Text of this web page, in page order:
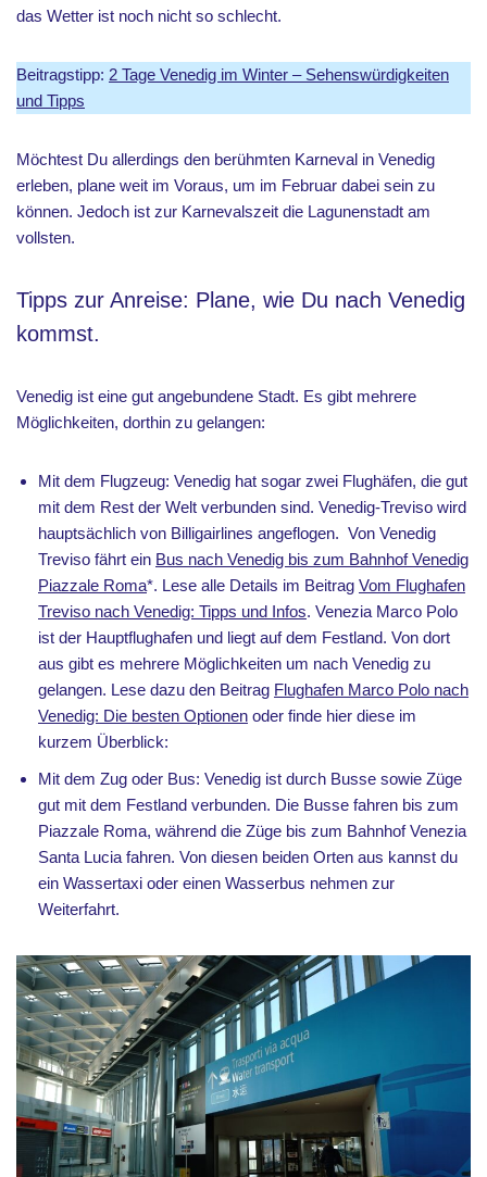
das Wetter ist noch nicht so schlecht.
Beitragstipp: 2 Tage Venedig im Winter – Sehenswürdigkeiten
und Tipps
Möchtest Du allerdings den berühmten Karneval in Venedig
erleben, plane weit im Voraus, um im Februar dabei sein zu
können. Jedoch ist zur Karnevalszeit die Lagunenstadt am
vollsten.
Tipps zur Anreise: Plane, wie Du nach Venedig
kommst.
Venedig ist eine gut angebundene Stadt. Es gibt mehrere
Möglichkeiten, dorthin zu gelangen:
Mit dem Flugzeug: Venedig hat sogar zwei Flughäfen, die gut
mit dem Rest der Welt verbunden sind. Venedig-Treviso wird
hauptsächlich von Billigairlines angeflogen. Von Venedig
Treviso fährt ein Bus nach Venedig bis zum Bahnhof Venedig
Piazzale Roma*. Lese alle Details im Beitrag Vom Flughafen
Treviso nach Venedig: Tipps und Infos. Venezia Marco Polo
ist der Hauptflughafen und liegt auf dem Festland. Von dort
aus gibt es mehrere Möglichkeiten um nach Venedig zu
gelangen. Lese dazu den Beitrag Flughafen Marco Polo nach
Venedig: Die besten Optionen oder finde hier diese im
kurzem Überblick:
Mit dem Zug oder Bus: Venedig ist durch Busse sowie Züge
gut mit dem Festland verbunden. Die Busse fahren bis zum
Piazzale Roma, während die Züge bis zum Bahnhof Venezia
Santa Lucia fahren. Von diesen beiden Orten aus kannst du
ein Wassertaxi oder einen Wasserbus nehmen zur
Weiterfahrt.